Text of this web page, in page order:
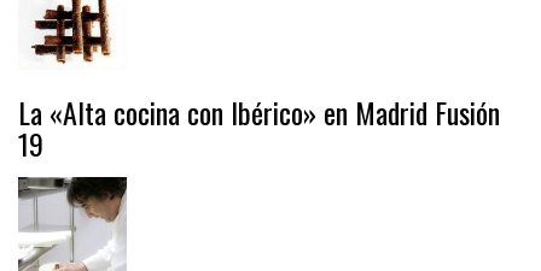
La «Alta cocina con Ibérico» en Madrid Fusión
19